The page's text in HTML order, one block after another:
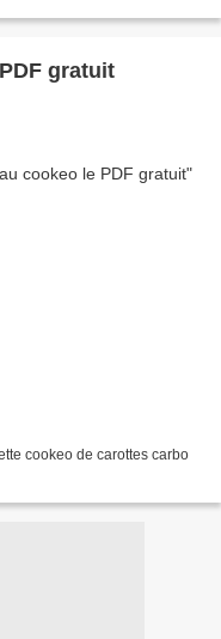
gratuit
cookeo de carottes carbo